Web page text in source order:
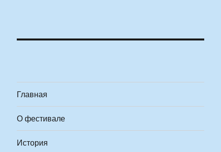
Главная
О фестивале
История